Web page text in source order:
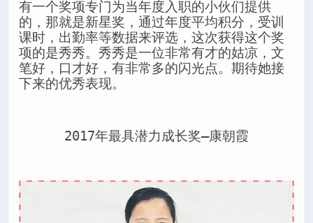
有一个奖项专门为当年度入职的小伙们提供
的，那就是新星奖，通过年度平均积分，受训
课时，出勤率等数据来评选，这次获得这个奖
项的是秀秀。秀秀是一位非常有才的姑凉，文
笔好，口才好，有非常多的闪光点。期待她接
下来的优秀表现。
2017年最具潜力成长奖—康朝霞